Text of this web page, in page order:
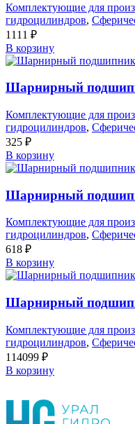
Комплектующие для
гидроцилиндров,
1111 ₽
В корзину
Шарнирный
Комплектующие для
гидроцилиндров,
325 ₽
В корзину
Шарнирный
Комплектующие для
гидроцилиндров,
618 ₽
В корзину
Шарнирный
Комплектующие для
гидроцилиндров,
114099 ₽
В корзину